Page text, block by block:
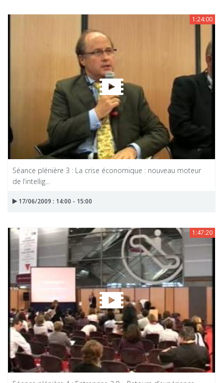
1:24:00
Séance plénière 3 : La crise économique : nouveau moteur
de l’intellig...
17/06/2009 : 14:00 - 15:00
1:47:20